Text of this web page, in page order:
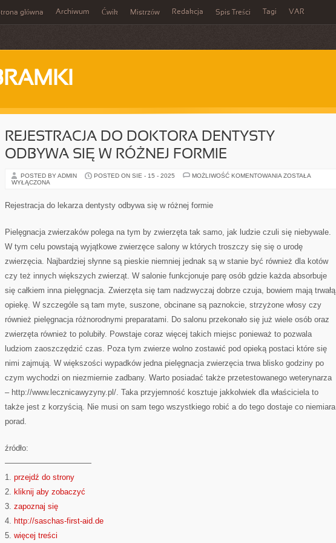
główna Archiwum Ćwik Mistrzów Redakcja Spis Treści Tagi VAR
REJESTRACJA DO DOKTORA DENTYSTY
ODBYWA SIĘ W RÓŻNEJ FORMIE
POSTED BY ADMIN POSTED ON SIE - 15 - 2025 MOŻLIWOŚĆ KOMENTOWANIA REJESTRACJA
FORMIE
ZOSTAŁA
WYŁĄCZONA
Rejestracja do lekarza dentysty odbywa się w różnej formie
Pielęgnacja zwierzaków polega na tym by zwierzęta tak samo, jak ludzie czuli się niebywale.
W tym celu powstają wyjątkowe zwierzęce salony w których troszczy się się o urodę
zwierzęcia. Najbardziej słynne są pieskie niemniej jednak są w stanie być również dla kotów
czy też innych większych zwierząt. W salonie funkcjonuje parę osób gdzie każda absorbuje
się całkiem inna pielęgnacja. Zwierzęta się tam nadzwyczaj dobrze czuja, bowiem mają trwałą
opiekę. W szczególe są tam myte, suszone, obcinane są paznokcie, strzyżone włosy czy
również pielęgnacja różnorodnymi preparatami. Do salonu przekonało się już wiele osób oraz
zwierzęta również to polubiły. Powstaje coraz więcej takich miejsc ponieważ to pozwala
ludziom zaoszczędzić czas. Poza tym zwierze wolno zostawić pod opieką postaci które się
nimi zajmują. W większości wypadków jedna pielęgnacja zwierzęcia trwa blisko godziny po
czym wychodzi on niezmiernie zadbany. Warto posiadać także przetestowanego weterynarza
– http://www.lecznicawyzyny.pl/. Taka przyjemność kosztuje jakkolwiek dla właściciela to
także jest z korzyścią. Nie musi on sam tego wszystkiego robić a do tego dostaje co niemiara
porad.
źródło:
———————————
1. przejdź do strony
2. kliknij aby zobaczyć
3. zapoznaj się
4. http://saschas-first-aid.de
5. więcej treści